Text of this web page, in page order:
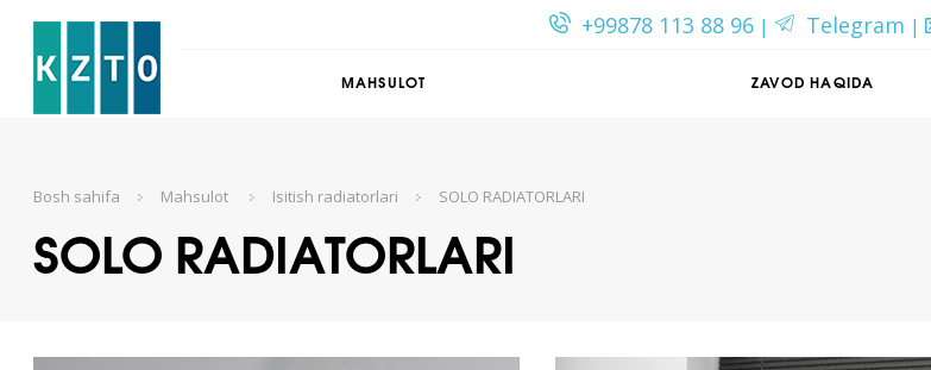
+99878 113 88 96 | Telegram |
MAHSULOT ZAVOD HAQIDA
Bosh sahifa Mahsulot Isitish radiatorlari SOLO RADIATORLARI
SOLO RADIATORLARI